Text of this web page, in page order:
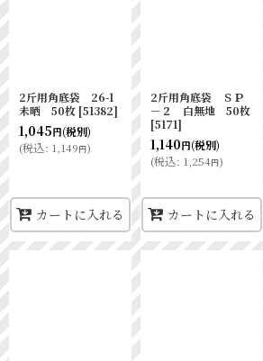
2斤用角底袋 26-1
未晒 50枚 [51382]
1,045円(税別)
(税込: 1,149円)
カートに入れる
2斤用角底袋 ＳＰ
－２ 白無地 50枚
[5171]
1,140円(税別)
(税込: 1,254円)
カートに入れる